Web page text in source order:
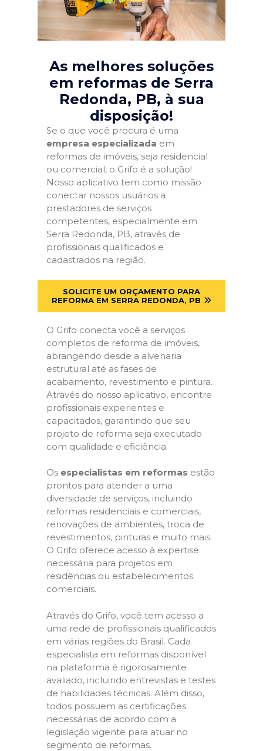
As melhores soluções
em reformas de Serra
Redonda, PB, à sua
disposição!
Se o que você procura é uma
empresa especializada em
reformas de imóveis, seja residencial
ou comercial, o Grifo é a solução!
Nosso aplicativo tem como missão
conectar nossos usuários a
prestadores de serviços
competentes, especialmente em
Serra Redonda, PB, através de
profissionais qualificados e
cadastrados na região.
SOLICITE UM ORÇAMENTO PARA
REFORMA EM SERRA REDONDA, PB
O Grifo conecta você a serviços
completos de reforma de imóveis,
abrangendo desde a alvenaria
estrutural até as fases de
acabamento, revestimento e pintura.
Através do nosso aplicativo, encontre
profissionais experientes e
capacitados, garantindo que seu
projeto de reforma seja executado
com qualidade e eficiência.
Os especialistas em reformas estão
prontos para atender a uma
diversidade de serviços, incluindo
reformas residenciais e comerciais,
renovações de ambientes, troca de
revestimentos, pinturas e muito mais.
O Grifo oferece acesso à expertise
necessária para projetos em
residências ou estabelecimentos
comerciais.
Através do Grifo, você tem acesso a
uma rede de profissionais qualificados
em várias regiões do Brasil. Cada
especialista em reformas disponível
na plataforma é rigorosamente
avaliado, incluindo entrevistas e testes
de habilidades técnicas. Além disso,
todos possuem as certificações
necessárias de acordo com a
legislação vigente para atuar no
segmento de reformas.